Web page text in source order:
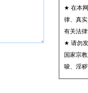
★ 在本
律、真
有关法
★ 请勿
国家宗
唆、淫
★ 承担